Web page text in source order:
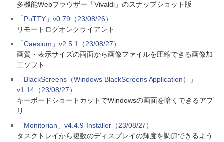
多機能Webブラウザー「Vivaldi」のスナップショット版
「PuTTY」v0.79（23/08/26）
リモートログオンクライアント
「Caesium」v2.5.1（23/08/27）
画質・表示サイズの両面から画像ファイルを圧縮できる画像加
工ソフト
「BlackScreens（Windows BlackScreens Application）」
v1.14（23/08/27）
キーボードショートカットでWindowsの画面を暗くできるアプ
リ
「Monitorian」v4.4.9-Installer（23/08/27）
タスクトレイから複数のディスプレイの輝度を調節できるよう